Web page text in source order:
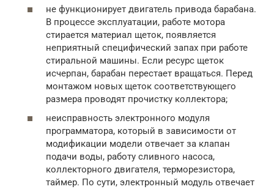
не функционирует двигатель привода барабана.
В процессе эксплуатации, работе мотора
стирается материал щеток, появляется
неприятный специфический запах при работе
стиральной машины. Если ресурс щеток
исчерпан, барабан перестает вращаться. Перед
монтажом новых щеток соответствующего
размера проводят прочистку коллектора;
неисправность электронного модуля
программатора, который в зависимости от
модификации модели отвечает за клапан
подачи воды, работу сливного насоса,
коллекторного двигателя, терморезистора,
таймер. По сути, электронный модуль отвечает